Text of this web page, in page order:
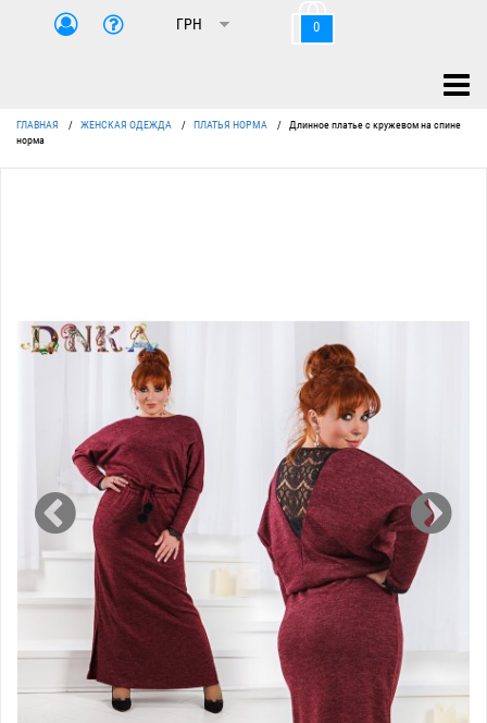
0
ГЛАВНАЯ / ЖЕНСКАЯ ОДЕЖДА / ПЛАТЬЯ НОРМА /
Длинное платье с кружевом на спине
норма